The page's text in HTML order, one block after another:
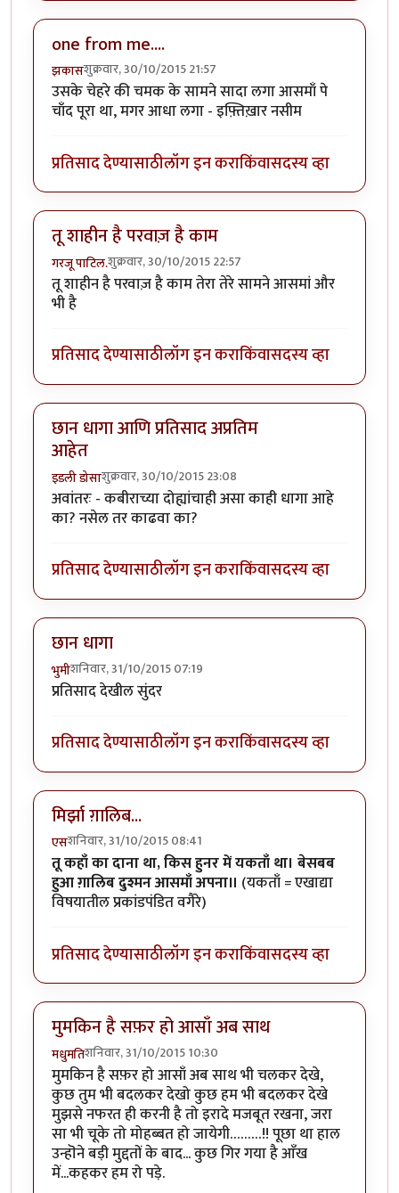
one from me....
झकासशुक्रवार, 30/10/2015 21:57
उसके चेहरे की चमक के सामने सादा लगा आसमाँ पे
चाँद पूरा था, मगर आधा लगा - इफ़्तिख़ार नसीम
प्रतिसाद देण्यासाठीलॉग इन कराकिंवासदस्य व्हा
तू शाहीन है परवाज़ है काम
गरजू पाटिल.शुक्रवार, 30/10/2015 22:57
तू शाहीन है परवाज़ है काम तेरा तेरे सामने आसमां और
भी है
प्रतिसाद देण्यासाठीलॉग इन कराकिंवासदस्य व्हा
छान धागा आणि प्रतिसाद अप्रतिम
आहेत
इडली डोसाशुक्रवार, 30/10/2015 23:08
अवांतरः - कबीराच्या दोह्यांचाही असा काही धागा आहे
का? नसेल तर काढवा का?
प्रतिसाद देण्यासाठीलॉग इन कराकिंवासदस्य व्हा
छान धागा
भुमीशनिवार, 31/10/2015 07:19
प्रतिसाद देखील सुंदर
प्रतिसाद देण्यासाठीलॉग इन कराकिंवासदस्य व्हा
मिर्झा ग़ालिब...
एसशनिवार, 31/10/2015 08:41
तू कहाँ का दाना था, किस हुनर में यकताँ था। बेसबब
हुआ ग़ालिब दुश्मन आसमाँ अपना॥ (यकताँ = एखाद्या
विषयातील प्रकांडपंडित वगैरे)
प्रतिसाद देण्यासाठीलॉग इन कराकिंवासदस्य व्हा
मुमकिन है सफ़र हो आसाँ अब साथ
मधुमतिशनिवार, 31/10/2015 10:30
मुमकिन है सफ़र हो आसाँ अब साथ भी चलकर देखे,
कुछ तुम भी बदलकर देखो कुछ हम भी बदलकर देखे
मुझसे नफरत ही करनी है तो इरादे मजबूत रखना, जरा
सा भी चूके तो मोहब्बत हो जायेगी………!! पूछा था हाल
उन्हॊने बड़ी मुद्दतों के बाद... कुछ गिर गया है आँख
में...कहकर हम रो पड़े.